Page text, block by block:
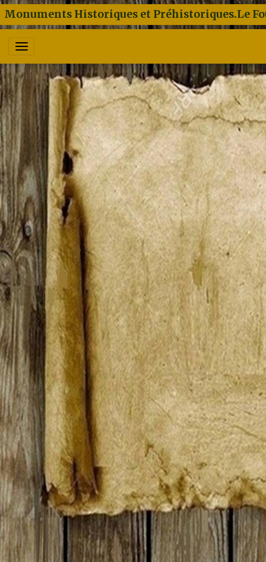
Monuments Historiques et Préhistoriques.Le